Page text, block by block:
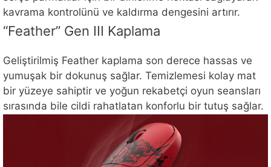
kavrama kontrolünü ve kaldırma dengesini artırır.
“Feather” Gen III Kaplama
Geliştirilmiş Feather kaplama son derece hassas ve
yumuşak bir dokunuş sağlar. Temizlemesi kolay mat
bir yüzeye sahiptir ve yoğun rekabetçi oyun seansları
sırasında bile cildi rahatlatan konforlu bir tutuş sağlar.